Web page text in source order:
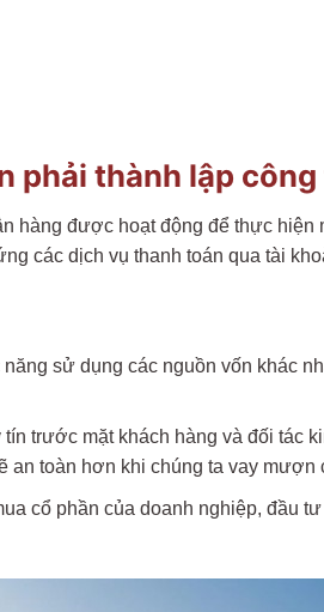
phải thành lập
hàng được hoạt động để thực
các dịch vụ thanh toán qua tài
sử dụng các nguồn vốn khác
trước mặt khách hàng và đối tác
toàn hơn khi chúng ta vay mượn
cổ phần của doanh nghiệp, đầu